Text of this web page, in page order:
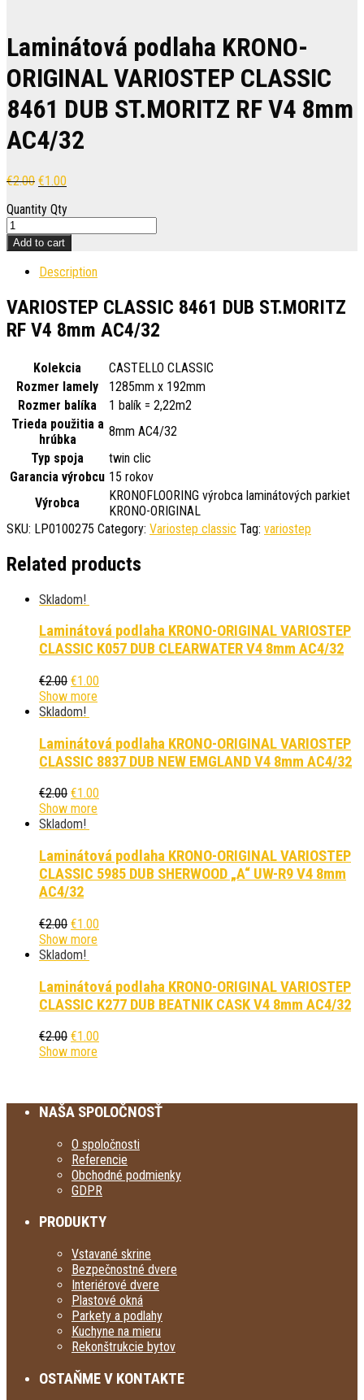
Laminátová podlaha KRONO-
ORIGINAL VARIOSTEP CLASSIC
8461 DUB ST.MORITZ RF V4 8mm
AC4/32
€2.00 €1.00
Quantity Qty
Add to cart
Description
VARIOSTEP CLASSIC 8461 DUB ST.MORITZ
RF V4 8mm AC4/32
Kolekcia
CASTELLO CLASSIC
Rozmer lamely
1285mm x 192mm
Rozmer balíka
1 balík = 2,22m2
Trieda použitia a
hrúbka
8mm AC4/32
Typ spoja
twin clic
Garancia výrobcu 15 rokov
Výrobca
KRONOFLOORING výrobca laminátových parkiet
KRONO-ORIGINAL
SKU: LP0100275 Category: Variostep classic Tag: variostep
Related products
Skladom!
Laminátová podlaha KRONO-ORIGINAL VARIOSTEP
CLASSIC K057 DUB CLEARWATER V4 8mm AC4/32
€2.00 €1.00
Show more
Skladom!
Laminátová podlaha KRONO-ORIGINAL VARIOSTEP
CLASSIC 8837 DUB NEW EMGLAND V4 8mm AC4/32
€2.00 €1.00
Show more
Skladom!
Laminátová podlaha KRONO-ORIGINAL VARIOSTEP
CLASSIC 5985 DUB SHERWOOD „A“ UW-R9 V4 8mm
AC4/32
€2.00 €1.00
Show more
Skladom!
Laminátová podlaha KRONO-ORIGINAL VARIOSTEP
CLASSIC K277 DUB BEATNIK CASK V4 8mm AC4/32
€2.00 €1.00
Show more
NAŠA SPOLOČNOSŤ
O spoločnosti
Referencie
Obchodné podmienky
GDPR
PRODUKTY
Vstavané skrine
Bezpečnostné dvere
Interiérové dvere
Plastové okná
Parkety a podlahy
Kuchyne na mieru
Rekonštrukcie bytov
OSTAŇME V KONTAKTE